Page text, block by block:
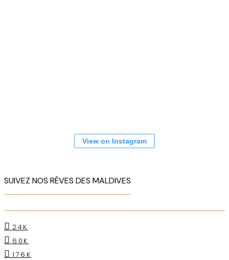
View on Instagram
SUIVEZ NOS RÊVES DES MALDIVES
24K
60K
176K